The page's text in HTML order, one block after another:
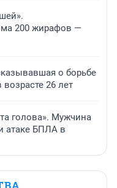
200 жирафов —
о борьбе
26 лет
голова». Мужчина
атаке БПЛА в